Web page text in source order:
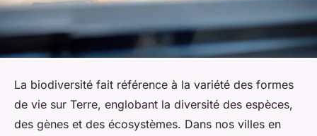
La biodiversité fait référence à la variété des formes
de vie sur Terre, englobant la diversité des espèces,
des gènes et des écosystèmes. Dans nos villes en